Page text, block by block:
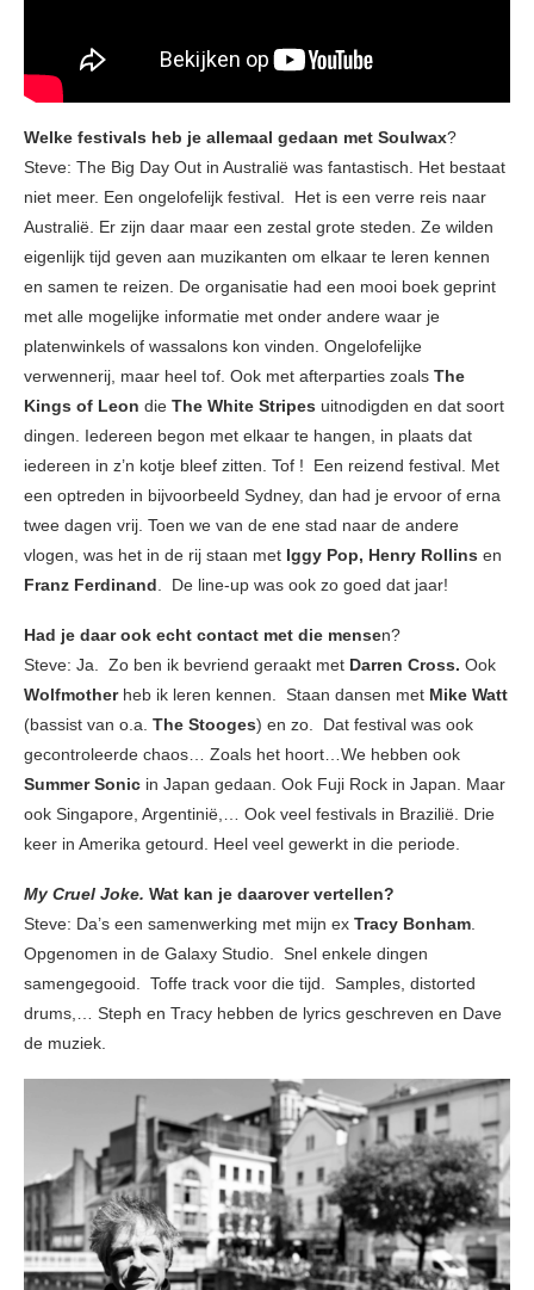
Welke festivals heb je allemaal gedaan met Soulwax?
Steve: The Big Day Out in Australië was fantastisch. Het bestaat
niet meer. Een ongelofelijk festival. Het is een verre reis naar
Australië. Er zijn daar maar een zestal grote steden. Ze wilden
eigenlijk tijd geven aan muzikanten om elkaar te leren kennen
en samen te reizen. De organisatie had een mooi boek geprint
met alle mogelijke informatie met onder andere waar je
platenwinkels of wassalons kon vinden. Ongelofelijke
verwennerij, maar heel tof. Ook met afterparties zoals The
Kings of Leon die The White Stripes uitnodigden en dat soort
dingen. Iedereen begon met elkaar te hangen, in plaats dat
iedereen in z’n kotje bleef zitten. Tof ! Een reizend festival. Met
een optreden in bijvoorbeeld Sydney, dan had je ervoor of erna
twee dagen vrij. Toen we van de ene stad naar de andere
vlogen, was het in de rij staan met Iggy Pop, Henry Rollins en
Franz Ferdinand . De line-up was ook zo goed dat jaar!
Had je daar ook echt contact met die mensen?
Steve: Ja. Zo ben ik bevriend geraakt met Darren Cross. Ook
Wolfmother heb ik leren kennen. Staan dansen met Mike Watt
(bassist van o.a. The Stooges) en zo. Dat festival was ook
gecontroleerde chaos… Zoals het hoort…We hebben ook
Summer Sonic in Japan gedaan. Ook Fuji Rock in Japan. Maar
ook Singapore, Argentinië,… Ook veel festivals in Brazilië. Drie
keer in Amerika getourd. Heel veel gewerkt in die periode.
My Cruel Joke. Wat kan je daarover vertellen?
Steve: Da’s een samenwerking met mijn ex Tracy Bonham
Opgenomen in de Galaxy Studio. Snel enkele dingen
samengegooid. Toffe track voor die tijd. Samples, distorted
drums,… Steph en Tracy hebben de lyrics geschreven en Dave
de muziek.